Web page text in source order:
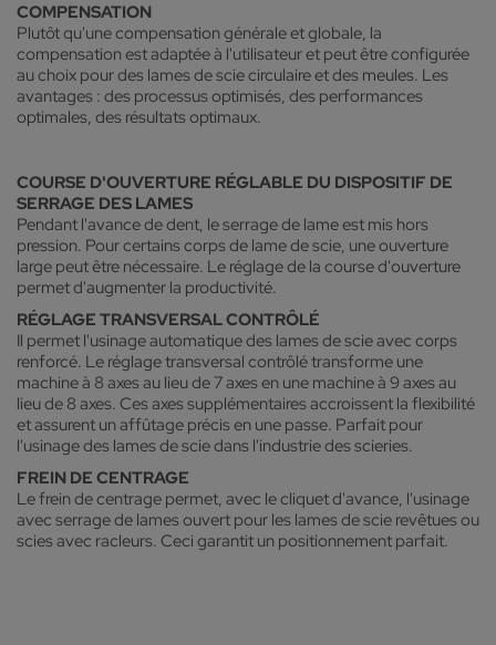
COMPENSATION
Plutôt qu'une compensation générale et globale, la
compensation est adaptée à l'utilisateur et peut être configurée
au choix pour des lames de scie circulaire et des meules. Les
avantages : des processus optimisés, des performances
optimales, des résultats optimaux.
COURSE D'OUVERTURE RÉGLABLE DU DISPOSITIF DE
SERRAGE DES LAMES
Pendant l'avance de dent, le serrage de lame est mis hors
pression. Pour certains corps de lame de scie, une ouverture
large peut être nécessaire. Le réglage de la course d'ouverture
permet d'augmenter la productivité.
RÉGLAGE TRANSVERSAL CONTRÔLÉ
Il permet l'usinage automatique des lames de scie avec corps
renforcé. Le réglage transversal contrôlé transforme une
machine à 8 axes au lieu de 7 axes en une machine à 9 axes au
lieu de 8 axes. Ces axes supplémentaires accroissent la flexibilité
et assurent un affûtage précis en une passe. Parfait pour
l'usinage des lames de scie dans l'industrie des scieries.
FREIN DE CENTRAGE
Le frein de centrage permet, avec le cliquet d'avance, l'usinage
avec serrage de lames ouvert pour les lames de scie revêtues ou
scies avec racleurs. Ceci garantit un positionnement parfait.